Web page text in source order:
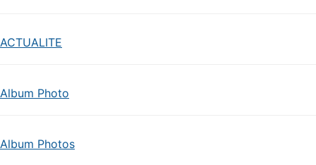
ACTUALITE
Album Photo
Album Photos